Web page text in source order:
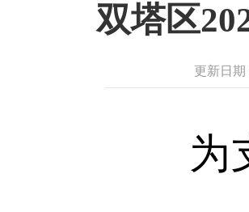
双塔区
更新日期
为支